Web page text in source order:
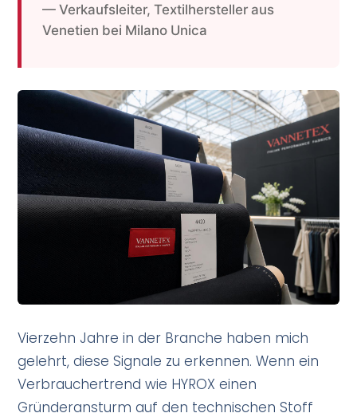
Verkaufsleiter, Textilhersteller aus
Venetien bei Milano Unica
Vierzehn Jahre in der Branche haben mich
gelehrt, diese Signale zu erkennen. Wenn ein
Verbrauchertrend wie HYROX einen
Gründeransturm auf den technischen Stoff